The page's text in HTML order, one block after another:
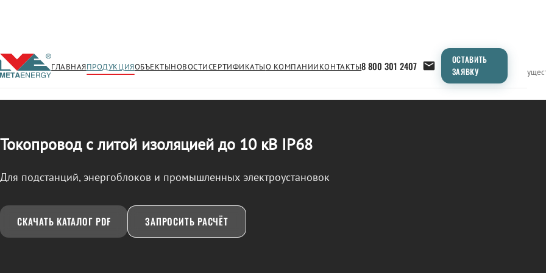
ГЛАВНАЯПРОДУКЦИЯОБЪЕКТЫНОВОСТИСЕРТИФИКАТЫО КОМПАНИИКОНТАКТЫ8 800 301 2407
ОСТАВИТЬ
ЗАЯВКУ
← Продукция/ТОКОПРОВОД Применение Продукция ТипоразмерыСравнение
Токопровод с литой изоляцией до 10 кВ IP68
Для подстанций, энергоблоков и промышленных электроустановок
СКАЧАТЬ КАТАЛОГ PDF ЗАПРОСИТЬ РАСЧЁТ